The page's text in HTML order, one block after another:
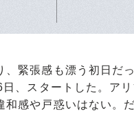
緊張感も漂う初日だ
、スタートした。ア
和感や戸惑いはない。